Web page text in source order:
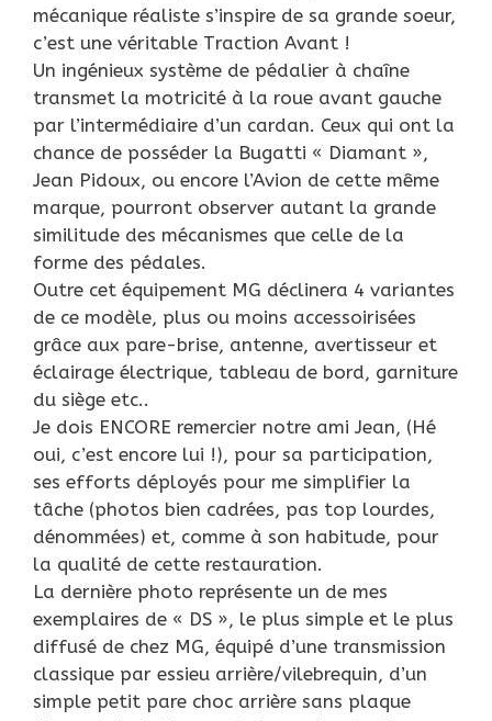
mécanique réaliste s’inspire de sa grande soeur,
c’est une véritable Traction Avant !
Un ingénieux système de pédalier à chaîne
transmet la motricité à la roue avant gauche
par l’intermédiaire d’un cardan. Ceux qui ont la
chance de posséder la Bugatti « Diamant »,
Jean Pidoux, ou encore l’Avion de cette même
marque, pourront observer autant la grande
similitude des mécanismes que celle de la
forme des pédales.
Outre cet équipement MG déclinera 4 variantes
de ce modèle, plus ou moins accessoirisées
grâce aux pare-brise, antenne, avertisseur et
éclairage électrique, tableau de bord, garniture
du siège etc..
Je dois ENCORE remercier notre ami Jean, (Hé
oui, c’est encore lui !), pour sa participation,
ses efforts déployés pour me simplifier la
tâche (photos bien cadrées, pas top lourdes,
dénommées) et, comme à son habitude, pour
la qualité de cette restauration.
La dernière photo représente un de mes
exemplaires de « DS », le plus simple et le plus
diffusé de chez MG, équipé d’une transmission
classique par essieu arrière/vilebrequin, d’un
simple petit pare choc arrière sans plaque